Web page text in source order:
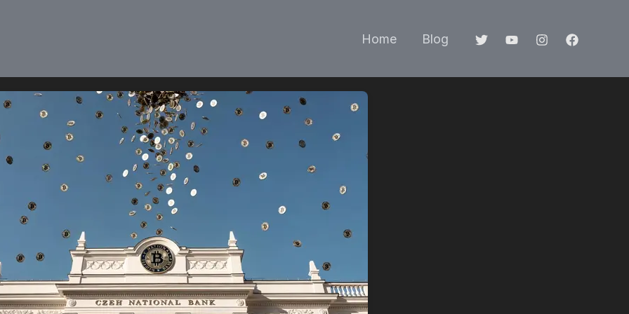
Home Blog